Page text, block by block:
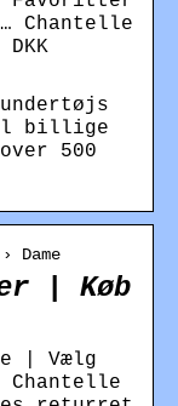
Chantelle
billige
500
Dame
| Køb
| Vælg
Chantelle